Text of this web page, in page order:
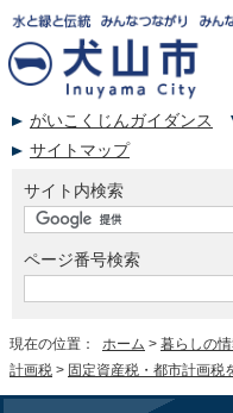
がいこくじんガイダンス
サイトマップ
サイト内検索
ページ番号検索
現在の位置： ホーム > 暮らしの
計画税 > 固定資産税・都市計画税